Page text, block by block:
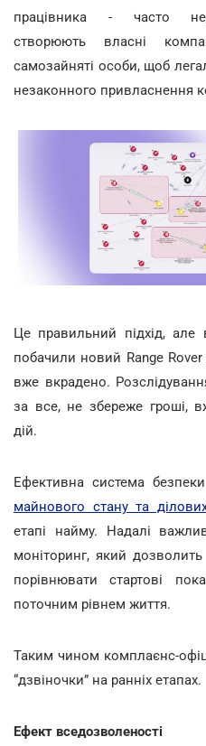
працівника - часто
створюють власні
самозайняті особи, щоб
незаконного привласнення
Це правильний підхід,
побачили новий Range
вже вкрадено.
за все, не збереже гроші,
дій.
Ефективна система
майнового стану та
етапі найму. Надалі
моніторинг, який
порівнювати стартові
поточним рівнем життя.
Таким чином комплаєнс-
“дзвіночки” на ранніх етапах.
Ефект вседозволеності